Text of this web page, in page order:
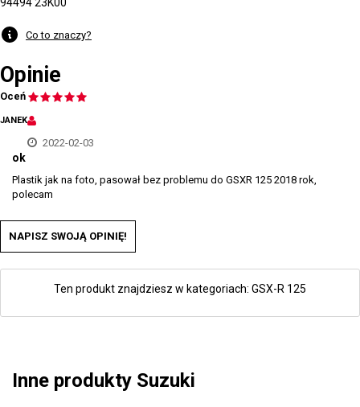
Co to znaczy?
Opinie
Oceń
JANEK
2022-02-03
ok
Plastik jak na foto, pasował bez problemu do GSXR 125 2018 rok,
polecam
NAPISZ SWOJĄ OPINIĘ!
Ten produkt znajdziesz w kategoriach: GSX-R 125
Inne produkty Suzuki